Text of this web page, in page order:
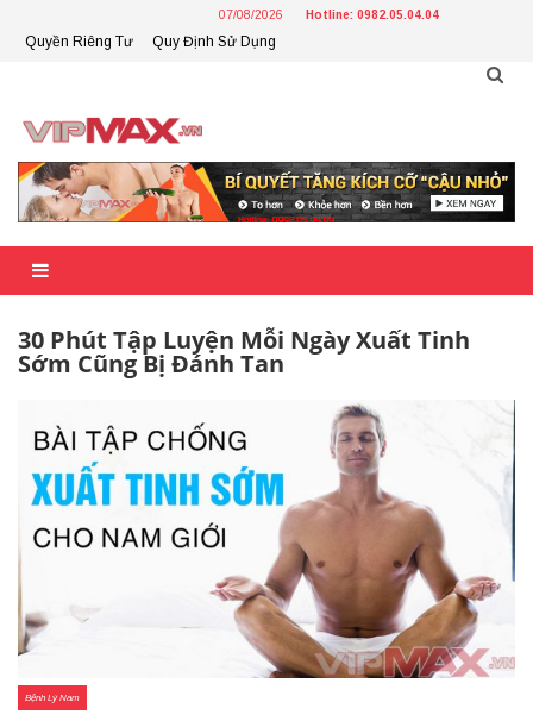
content
07/08/2026 Hotline: 0982.05.04.04
Quyền Riêng Tư Quy Định Sử Dụng
30 Phút Tập Luyện Mỗi Ngày Xuất Tinh
Sớm Cũng Bị Đánh Tan
Bệnh Lý Nam